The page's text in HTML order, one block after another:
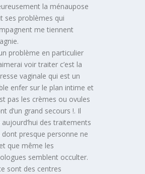
la ménaupose
ses problèmes qui
me tiennent
problème en particulier
voir traiter c’est la
vaginale qui est un
enfer sur le plan intime et
pas les crèmes ou ovules
d’un grand secours !. Il
aujourd’hui des traitements
dont presque personne ne
que même les
semblent occulter.
sont des centres